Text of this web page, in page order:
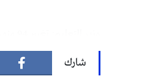
شارك